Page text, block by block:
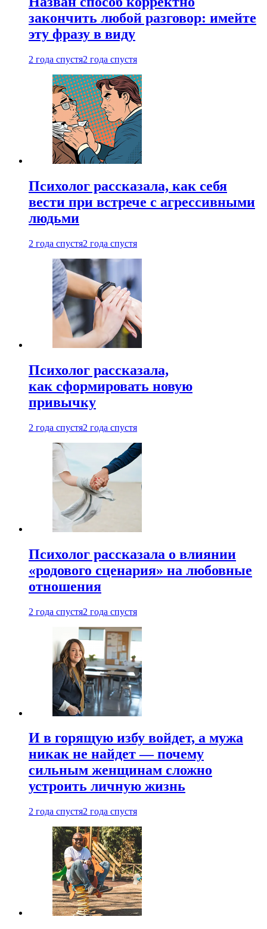
закончить любой разговор: имейте
эту фразу в виду
2 года спустя2 года спустя
Психолог рассказала, как себя
вести при встрече с агрессивными
людьми
2 года спустя2 года спустя
Психолог рассказала,
как сформировать новую
привычку
2 года спустя2 года спустя
Психолог рассказала о влиянии
«родового сценария» на любовные
отношения
2 года спустя2 года спустя
И в горящую избу войдет, а мужа
никак не найдет — почему
сильным женщинам сложно
устроить личную жизнь
2 года спустя2 года спустя